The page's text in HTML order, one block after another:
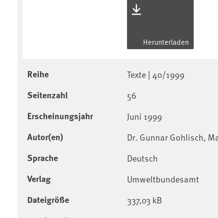
Herunterladen
Reihe Texte | 40/1999
Seitenzahl 56
Erscheinungsjahr Juni 1999
Autor(en) Dr. Gunnar Gohlisch,
Sprache Deutsch
Verlag Umweltbundesamt
Dateigröße 337,03 kB